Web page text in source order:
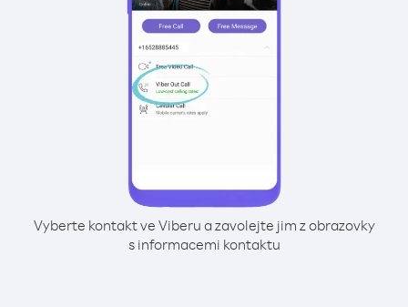
Vyberte kontakt ve Viberu a zavolejte jim z obrazovky
s informacemi kontaktu